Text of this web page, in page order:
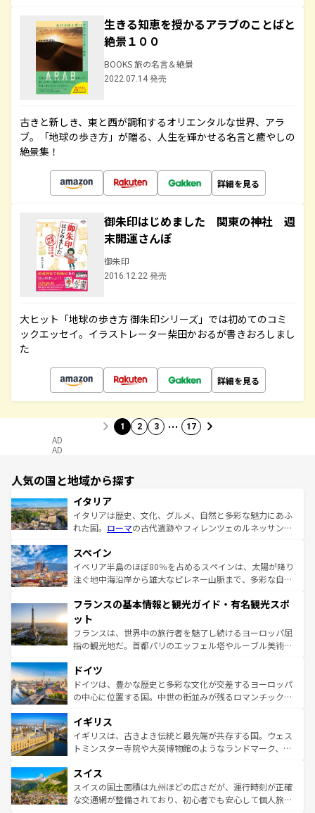
生きる知恵を授かるアラブのことばと
絶景１００
BOOKS 旅の名言＆絶景
2022.07.14 発売
古きと新しき、東と西が調和するオリエンタルな世界、アラ
ブ。「地球の歩き方」が贈る、人生を輝かせる名言と癒やしの
絶景集！
詳細を見る
御朱印はじめました 関東の神社 週
末開運さんぽ
御朱印
2016.12.22 発売
大ヒット「地球の歩き方 御朱印シリーズ」では初めてのコミ
ックエッセイ。イラストレーター柴田かおるが書きおろしまし
た
詳細を見る
1 2 3 … 17
AD
AD
人気の国と地域から探す
イタリア
イタリアは歴史、文化、グルメ、自然と多彩な魅力にあふ
れた国。 ローマの古代遺跡やフィレンツェのルネッサンス
ろん、トスカーナの美しい田園風景やアマルフィ海岸の絶
景など、自然景観も見逃せない。観光の合間には、本場の
ピザやパスタなど、絶品のイタリア料理を堪能することも
ませてくれるイタリアで、忘れられない旅をしてみよう！
なお、新着のイタリア情報は
しい。
スペイン
イベリア半島のほぼ80％を占めるスペインは、太陽が降り
注ぐ地中海沿岸から雄大なピレネー山脈まで、多彩な自然
文化が根付くこの国では、情熱的なフラメンコ、熱気あふ
れる闘牛、そして美味しいタパスが生活の一部となってい
る。首都マドリードの洗練された雰囲気や、バルセロナの
アートに溢れた街角から、地方では古代ローマ遺跡や中世
せる。地方によって風土や気候が異なるスペインはその個
性で訪れる人を魅了する。 なお、新着のスペイン情報は コ
ンテンツ一覧を参照してほしい。
フランスの基本情報と観光ガイド・有名観光スポ
ット
フランスは、世界中の旅行者を魅了し続けるヨーロッパ屈
指の観光地だ。首都パリのエッフェル塔やルーブル美術館
で、幅広い魅力が詰まっている。華麗な宮殿、歴史的な大
聖堂、美しいビーチ、そして豊かな自然が、訪れる者を心
から魅了する。また、フランスは美食の国としても知ら
いる。シャンパンの発祥地であるランス、プロヴァンスの
香り高いラベンダー畑など、多彩な楽しみ方が可能だ。さ
らに、パリ以外の地域にも魅力が溢れており、どの街角に
れる地方に足を運ぶとそれぞれで全く異なる文化を体験で
きるだろう。 なお、新着のフランス情報はコンテンツ一覧
を参照してほしい。
ドイツ
ドイツは、豊かな歴史と多彩な文化が交差するヨーロッパ
の中心に位置する国。中世の街並みが残るロマンチック街
顔を持つこの国は、どこを歩いても飽きることがない。ベ
ルリンの文化的活気、バイエルン州のアルプスの絶景、そ
してライン川沿いのワイン畑といった風景は必見。ビール
は、お酒好きな人にはぜひ体験してほしい。 なお、新着の
ドイツ情報はコンテンツ一覧を参照してほしい。
イギリス
イギリスは、古きよき伝統と最先端が共存する国。ウェス
トミンスター寺院や大英博物館のようなランドマーク、歴
リアごとに異なる魅力がある。また、優雅なアフタヌーン
ティー、ビール好きにはたまらない英国パブ、サッカー観
戦など、本場だからこそできる体験も豊富。イギリスを旅
スイス
スイスの国土面積は九州ほどの広さだが、運行時刻が正確
な交通網が整備されており、初心者でも安心して個人旅行